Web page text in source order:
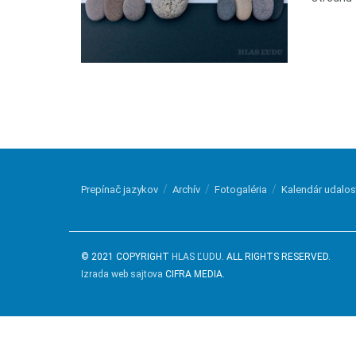
Prepínač jazykov Archív Fotogaléria Kalendár
© 2021 COPYRIGHT HLAS ĽUDU. ALL RIGHTS RESERVED.
Izrada web sajtova CIFRA MEDIA.